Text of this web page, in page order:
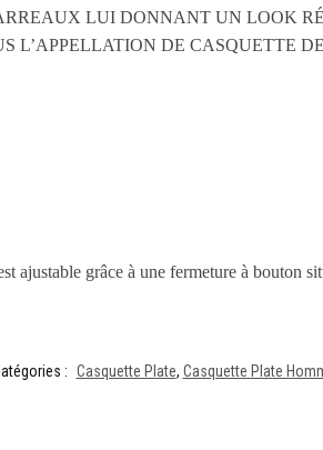
LUI DONNANT UN LOOK
L’APPELLATION DE CASQUETTE
ajustable grâce à une fermeture à bouton
: Casquette Plate, Casquette Plate